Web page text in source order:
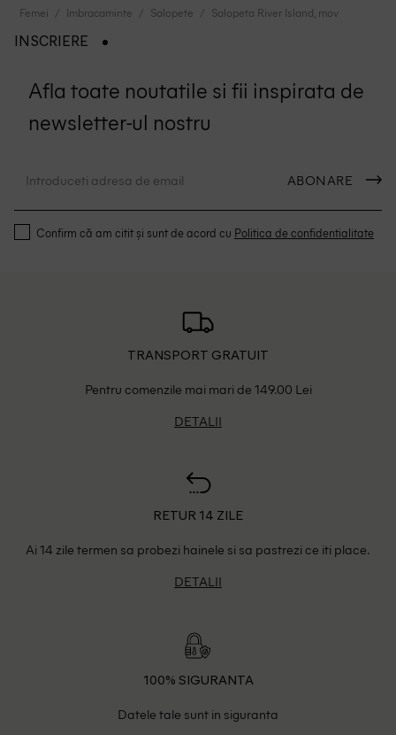
Femei Imbracaminte Salopete Salopeta River Island, mov
INSCRIERE
Afla toate noutatile si fii inspirata de
newsletter-ul nostru
ABONARE
Confirm că am citit și sunt de acord cu Politica de confidentialitate
TRANSPORT GRATUIT
Pentru comenzile mai mari de 149.00 Lei
DETALII
RETUR 14 ZILE
Ai 14 zile termen sa probezi hainele si sa pastrezi ce iti place.
DETALII
100% SIGURANTA
Datele tale sunt in siguranta